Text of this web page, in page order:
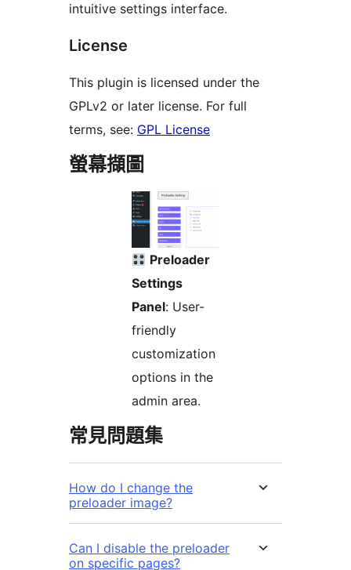
intuitive settings interface.
License
This plugin is licensed under the
GPLv2 or later license. For full
terms, see: GPL License
螢幕擷圖
Preloader
Settings
Panel: User-
friendly
customization
options in the
admin area.
常見問題集
How do I change the
preloader image?
Can I disable the preloader
on specific pages?